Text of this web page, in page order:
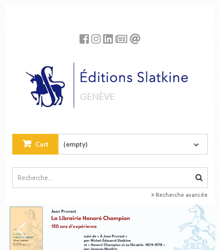
Cart (empty)
Recherche avancée